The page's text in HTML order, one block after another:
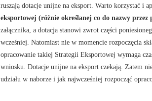
ruszają dotacje unijne na eksport. Warto korzystać i
eksportowej (różnie określanej co do nazwy przez
załącznika, a dotacja stanowi zwrot części
wcześniej. Natomiast nie w momencie rozpoczęcia
opracowanie takiej Strategii Eksportowej wymaga
wniosku. Dotacje unijne na eksport czekają. Zatem
udziału w naborze i jak najwcześniej rozpocząć